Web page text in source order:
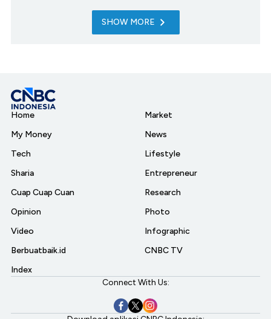
SHOW MORE
Home
My Money
Tech
Sharia
Cuap Cuap Cuan
Opinion
Video
Berbuatbaik.id
Index
Market
News
Lifestyle
Entrepreneur
Research
Photo
Infographic
CNBC TV
Connect With Us: